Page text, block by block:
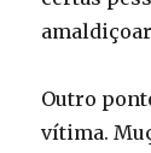
Outro
vítima.